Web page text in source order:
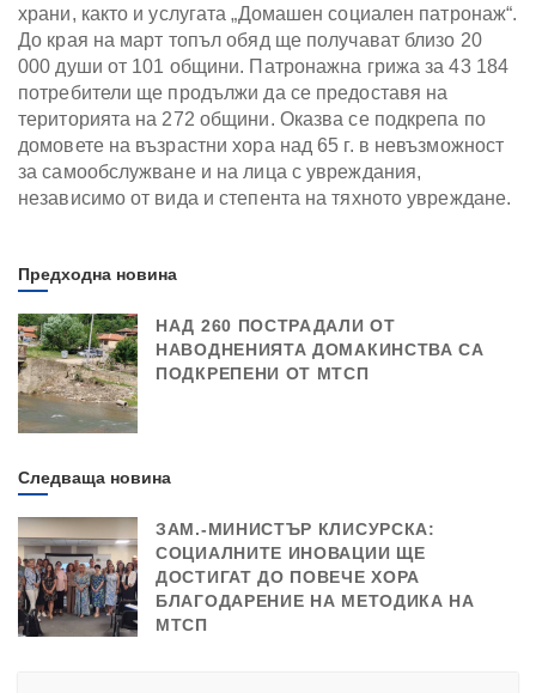
храни, както и услугата „Домашен социален патронаж“.
До края на март топъл обяд ще получават близо 20
000 души от 101 общини. Патронажна грижа за 43 184
потребители ще продължи да се предоставя на
територията на 272 общини. Оказва се подкрепа по
домовете на възрастни хора над 65 г. в невъзможност
за самообслужване и на лица с увреждания,
независимо от вида и степента на тяхното увреждане.
Предходна новина
НАД 260 ПОСТРАДАЛИ ОТ
НАВОДНЕНИЯТА ДОМАКИНСТВА СА
ПОДКРЕПЕНИ ОТ МТСП
Следваща новина
ЗАМ.-МИНИСТЪР КЛИСУРСКА:
СОЦИАЛНИТЕ ИНОВАЦИИ ЩЕ
ДОСТИГАТ ДО ПОВЕЧЕ ХОРА
БЛАГОДАРЕНИЕ НА МЕТОДИКА НА
МТСП